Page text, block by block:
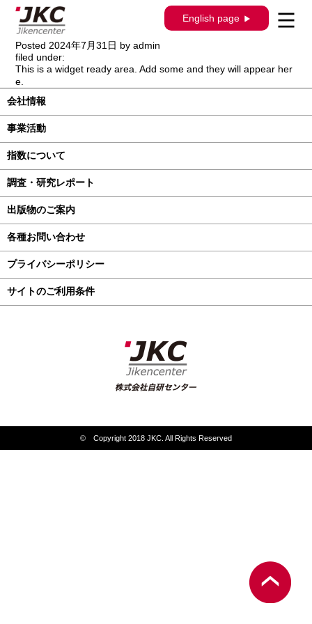
English page
構造調査シリーズ / J-895 / スズキ ワゴン
Ｒスマイル MX81S､MX91S系
Posted 2024年7月31日 by admin
filed under:
This is a widget ready area. Add some and they will appear her
e.
会社情報
事業活動
指数について
調査・研究レポート
出版物のご案内
各種お問い合わせ
プライバシーポリシー
サイトのご利用条件
© Copyright 2018 JKC. All Rights Reserved